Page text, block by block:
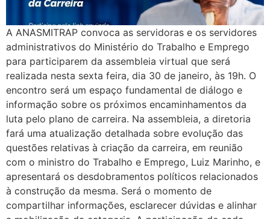
A ANASMITRAP convoca as servidoras e os servidores
administrativos do Ministério do Trabalho e Emprego
para participarem da assembleia virtual que será
realizada nesta sexta feira, dia 30 de janeiro, às 19h. O
encontro será um espaço fundamental de diálogo e
informação sobre os próximos encaminhamentos da
luta pelo plano de carreira. Na assembleia, a diretoria
fará uma atualização detalhada sobre evolução das
questões relativas à criação da carreira, em reunião
com o ministro do Trabalho e Emprego, Luiz Marinho, e
apresentará os desdobramentos políticos relacionados
à construção da mesma. Será o momento de
compartilhar informações, esclarecer dúvidas e alinhar